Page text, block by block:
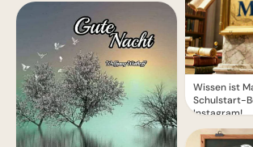
Wissen ist
Schulstart-
Instagram!